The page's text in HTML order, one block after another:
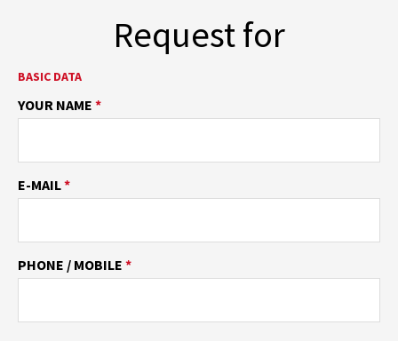
Request for
BASIC DATA
YOUR NAME *
E-MAIL*
PHONE / MOBILE *